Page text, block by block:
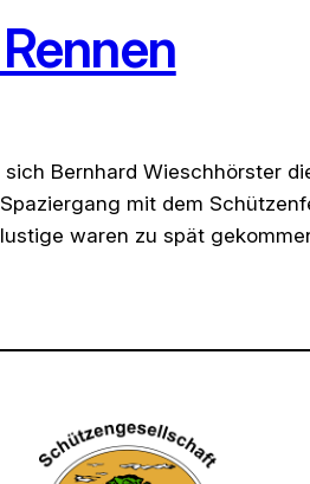
Bernhard Wieschhörster
mit dem
waren zu spät